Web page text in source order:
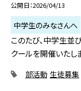
公開日 2026/04/13
中学生のみなさんへ
このたび、中学生並
クールを開催いたし
部活動 生徒募集